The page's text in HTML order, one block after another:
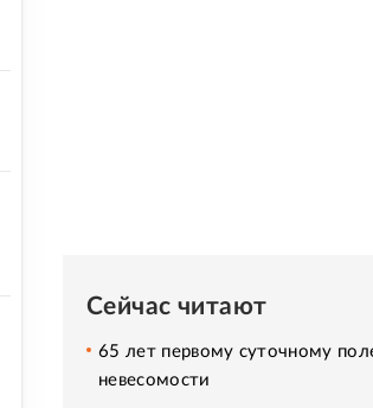
Сейчас читают
65 лет первому суточному
невесомости